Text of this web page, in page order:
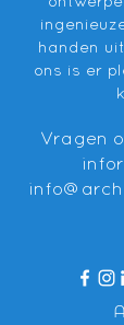
handen
ons is er
Vragen